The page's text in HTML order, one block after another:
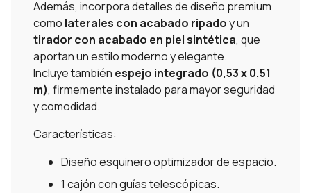
Además, incorpora detalles de diseño premium
como laterales con acabado ripadoy un
tirador con acabado en piel sintética, que
aportan un estilo moderno y elegante.
Incluye también espejo integrado (0,53 x 0,51
m), firmemente instalado para mayor seguridad
y comodidad.
Características:
Diseño esquinero optimizador de espacio.
1 cajón con guías telescópicas.